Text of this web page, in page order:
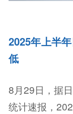
2025年上半
低
8月29日，据
统计速报，